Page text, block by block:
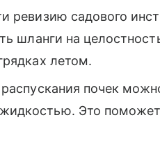
ревизию садового
шланги на
летом.
почек
Это